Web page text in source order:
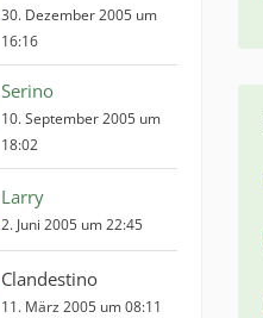
30. Dezember 2005 um
16:16
Serino
10. September 2005 um
18:02
Larry
2. Juni 2005 um 22:45
Clandestino
11. März 2005 um 08:11